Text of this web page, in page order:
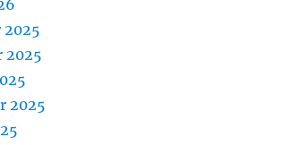
2025
2025
2025